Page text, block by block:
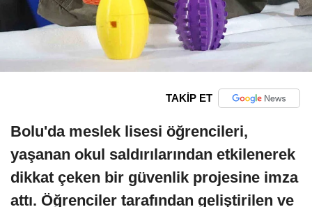
TAKİP ET
Bolu'da meslek lisesi öğrencileri,
yaşanan okul saldırılarından etkilenerek
dikkat çeken bir güvenlik projesine imza
attı. Öğrenciler tarafından geliştirilen ve